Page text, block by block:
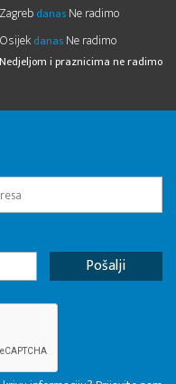
Zagreb danas Ne radimo
Osijek danas Ne radimo
Nedjeljom i praznicima ne radimo